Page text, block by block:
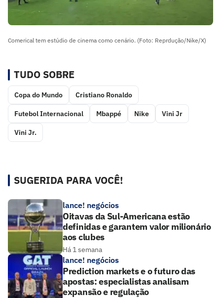
Comerical tem estúdio de cinema como cenário. (Foto: Reprdução/Nike/X)
TUDO SOBRE
Copa do Mundo Cristiano Ronaldo
Futebol Internacional Mbappé Nike Vini Jr
Vini Jr.
SUGERIDA PARA VOCÊ!
lance! negócios
Oitavas da Sul-Americana estão
definidas e garantem valor milionário
aos clubes
Há 1 semana
lance! negócios
Prediction markets e o futuro das
apostas: especialistas analisam
expansão e regulação